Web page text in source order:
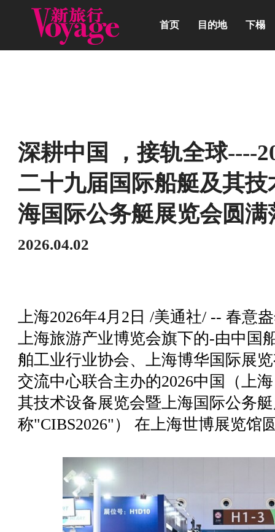
首页 目的地 下榻
深耕中国 ，接轨全球----
二十九届国际船艇及其
海国际公务艇展览会圆满
2026.04.02
上海2026年4月2日 /美通社/ -- 春意
上海旅游产业博览会旗下的-由中国
舶工业行业协会、上海博华国际展
交流中心联合主办的2026中国（上
其技术设备展览会暨上海国际公务
称"CIBS2026"） 在上海世博展览馆